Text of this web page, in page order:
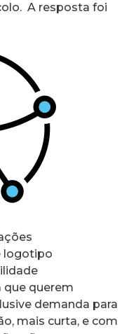
A resposta foi
logotipo
que querem
demanda para
mais curta, e com